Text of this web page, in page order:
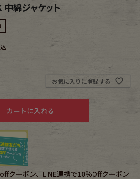
商品カテゴリーから探す
Kidswear
アクセサリーから探す
Stall・Scarf
綿ジャケット
お気に入りに登録する
カートに入れる
クーポン、LINE連携で10％Offクーポン